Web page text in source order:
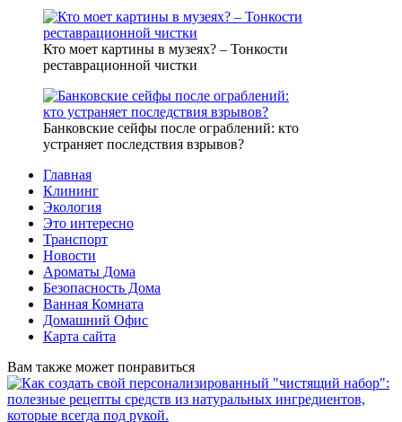
Кто моет картины в музеях? – Тонкости
реставрационной чистки
Банковские сейфы после ограблений: кто
устраняет последствия взрывов?
Главная
Клининг
Экология
Это интересно
Транспорт
Новости
Ароматы Дома
Безопасность Дома
Ванная Комната
Домашний Офис
Карта сайта
Вам также может понравиться